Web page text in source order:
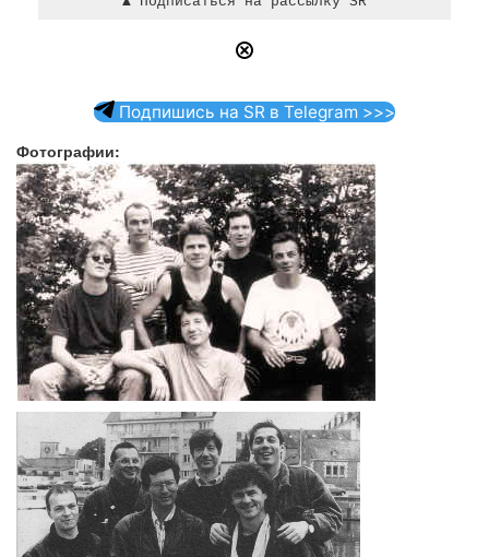
Подпишись на SR в Telegram >>>
Фотографии: